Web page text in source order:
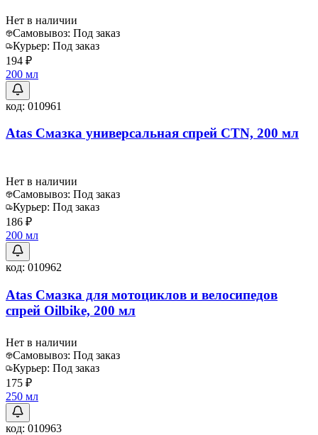
Нет в наличии
Самовывоз: Под заказ
Курьер: Под заказ
194 ₽
200 мл
код: 010961
Atas Смазка универсальная спрей CTN, 200 мл
Нет в наличии
Самовывоз: Под заказ
Курьер: Под заказ
186 ₽
200 мл
код: 010962
Atas Смазка для мотоциклов и велосипедов
спрей Oilbike, 200 мл
Нет в наличии
Самовывоз: Под заказ
Курьер: Под заказ
175 ₽
250 мл
код: 010963